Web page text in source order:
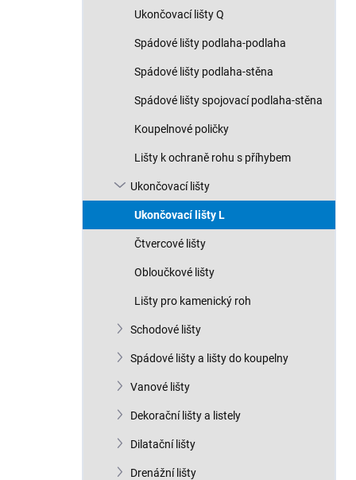
Ukončovací lišty Q
Spádové lišty podlaha-podlaha
Spádové lišty podlaha-stěna
Spádové lišty spojovací podlaha-stěna
Koupelnové poličky
Lišty k ochraně rohu s příhybem
Ukončovací lišty
Ukončovací lišty L
Čtvercové lišty
Obloučkové lišty
Lišty pro kamenický roh
Schodové lišty
Spádové lišty a lišty do koupelny
Vanové lišty
Dekorační lišty a listely
Dilatační lišty
Drenážní lišty